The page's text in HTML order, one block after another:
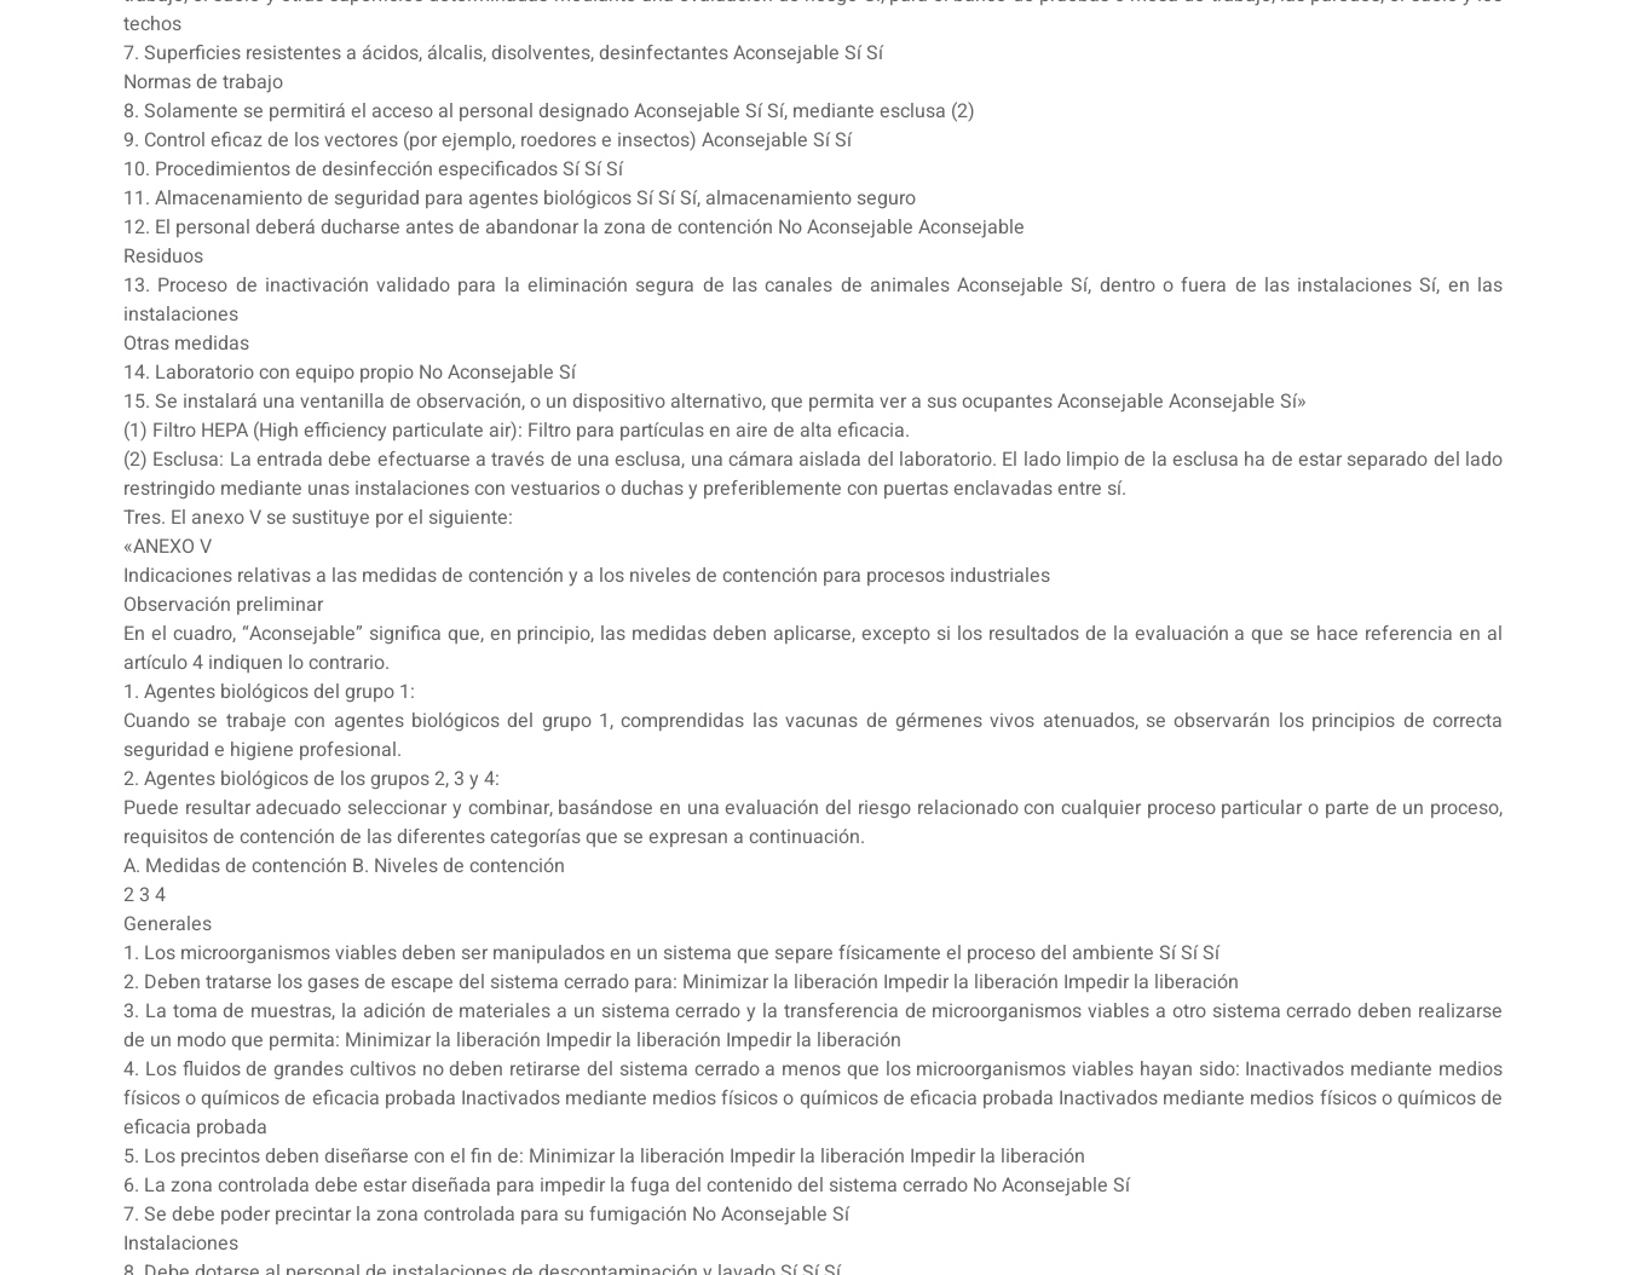
techos
7. Superficies resistentes a ácidos, álcalis, disolventes, desinfectantes Aconsejable Sí Sí
Normas de trabajo
8. Solamente se permitirá el acceso al personal designado Aconsejable Sí Sí, mediante esclusa (2)
9. Control eficaz de los vectores (por ejemplo, roedores e insectos) Aconsejable Sí Sí
10. Procedimientos de desinfección especificados Sí Sí Sí
11. Almacenamiento de seguridad para agentes biológicos Sí Sí Sí, almacenamiento seguro
12. El personal deberá ducharse antes de abandonar la zona de contención No Aconsejable Aconsejable
Residuos
13. Proceso de inactivación validado para la eliminación segura de las canales de animales Aconsejable Sí, dentro o fuera de las instalaciones Sí, en las
instalaciones
Otras medidas
14. Laboratorio con equipo propio No Aconsejable Sí
15. Se instalará una ventanilla de observación, o un dispositivo alternativo, que permita ver a sus ocupantes Aconsejable Aconsejable Sí»
(1) Filtro HEPA (High efficiency particulate air): Filtro para partículas en aire de alta eficacia.
(2) Esclusa: La entrada debe efectuarse a través de una esclusa, una cámara aislada del laboratorio. El lado limpio de la esclusa ha de estar separado del lado
restringido mediante unas instalaciones con vestuarios o duchas y preferiblemente con puertas enclavadas entre sí.
Tres. El anexo V se sustituye por el siguiente:
«ANEXO V
Indicaciones relativas a las medidas de contención y a los niveles de contención para procesos industriales
Observación preliminar
En el cuadro, “Aconsejable” significa que, en principio, las medidas deben aplicarse, excepto si los resultados de la evaluación a que se hace referencia en al
artículo 4 indiquen lo contrario.
1. Agentes biológicos del grupo 1:
Cuando se trabaje con agentes biológicos del grupo 1, comprendidas las vacunas de gérmenes vivos atenuados, se observarán los principios de correcta
seguridad e higiene profesional.
2. Agentes biológicos de los grupos 2, 3 y 4:
Puede resultar adecuado seleccionar y combinar, basándose en una evaluación del riesgo relacionado con cualquier proceso particular o parte de un proceso,
requisitos de contención de las diferentes categorías que se expresan a continuación.
A. Medidas de contención B. Niveles de contención
2 3 4
Generales
1. Los microorganismos viables deben ser manipulados en un sistema que separe físicamente el proceso del ambiente Sí Sí Sí
2. Deben tratarse los gases de escape del sistema cerrado para: Minimizar la liberación Impedir la liberación Impedir la liberación
3. La toma de muestras, la adición de materiales a un sistema cerrado y la transferencia de microorganismos viables a otro sistema cerrado deben realizarse
de un modo que permita: Minimizar la liberación Impedir la liberación Impedir la liberación
4. Los fluidos de grandes cultivos no deben retirarse del sistema cerrado a menos que los microorganismos viables hayan sido: Inactivados mediante medios
físicos o químicos de eficacia probada Inactivados mediante medios físicos o químicos de eficacia probada Inactivados mediante medios físicos o químicos de
eficacia probada
5. Los precintos deben diseñarse con el fin de: Minimizar la liberación Impedir la liberación Impedir la liberación
6. La zona controlada debe estar diseñada para impedir la fuga del contenido del sistema cerrado No Aconsejable Sí
7. Se debe poder precintar la zona controlada para su fumigación No Aconsejable Sí
Instalaciones